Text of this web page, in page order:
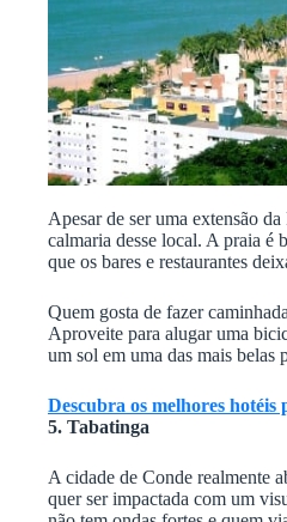
Apesar de ser uma extensão
calmaria desse local. A praia é
que os bares e restaurantes
Quem gosta de fazer
Aproveite para alugar uma
um sol em uma das mais belas
Descubra os melhores
5. Tabatinga
A cidade de Conde realmente
quer ser impactada com um